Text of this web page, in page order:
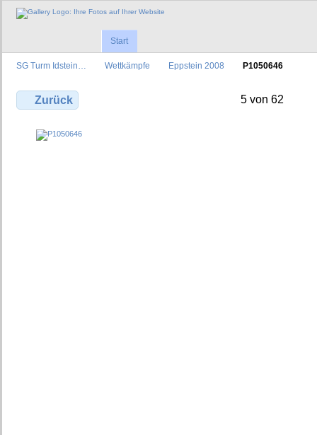
Start
SG Turm Idstein… Wettkämpfe Eppstein 2008 P1050646
Zurück 5 von 62